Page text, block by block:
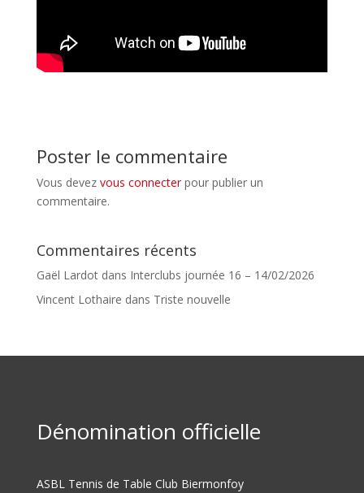
Poster le commentaire
Vous devez vous connecterpour publier un
commentaire.
Commentaires récents
Gaël Lardotdans Interclubs journée 16 – 14/02/2026
Vincent Lothaire dans Triste nouvelle
Dénomination officielle
ASBL Tennis de Table Club Biermonfoy